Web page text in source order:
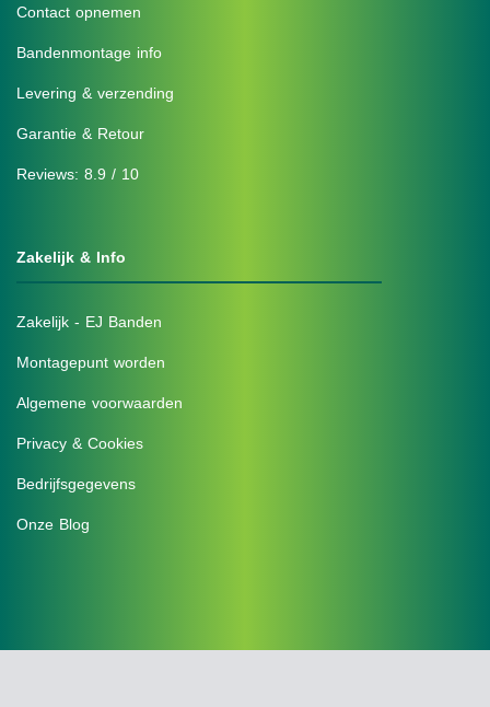
Contact opnemen
Bandenmontage info
Levering & verzending
Garantie & Retour
Reviews: 8.9 / 10
Zakelijk & Info
Zakelijk - EJ Banden
Montagepunt worden
Algemene voorwaarden
Privacy & Cookies
Bedrijfsgegevens
Onze Blog